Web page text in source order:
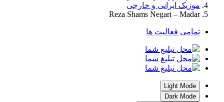
موزیک ایرانی و خارجی
Reza Shams Negari – Madar
تمامی فعالیت ها
Light Mode
Dark Mode